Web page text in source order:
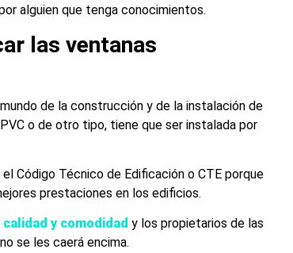
alguien que tenga conocimientos.
las ventanas
de la construcción y de la instalación de
o de otro tipo, tiene que ser instalada por
Código Técnico de Edificación o CTE porque
prestaciones en los edificios.
y comodidad y los propietarios de las
se les caerá encima.